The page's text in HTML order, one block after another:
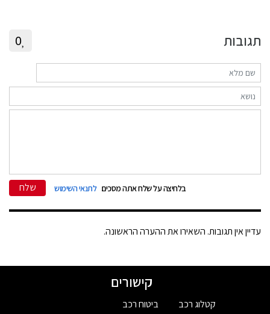
תגובות 0
בלחיצה על שלח אתה מסכים לתנאי השימוש שלח
עדיין אין תגובות. השאירו את ההערה הראשונה.
קישורים
קטלוג רכב
ביטוח רכב